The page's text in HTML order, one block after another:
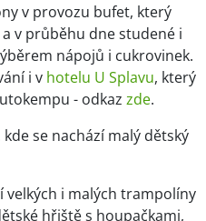
v provozu bufet, který
v průběhu dne studené i
nápojů i cukrovinek.
i v hotelu U Splavu, který
- odkaz zde.
se nachází malý dětský
i malých trampolíny
hřiště s houpačkami,